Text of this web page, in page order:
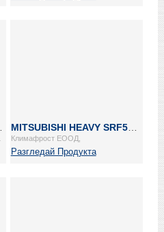
MITSUBISHI HEAVY SRF50ZMX-S/SRC50ZMX-S
Климафрост ЕООД,
Разгледай Продукта